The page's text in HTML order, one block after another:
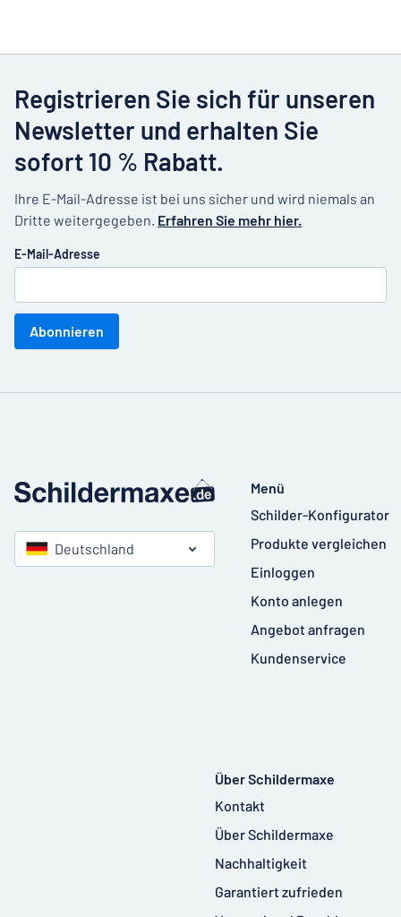
Registrieren Sie sich für unseren
Newsletter und erhalten Sie
sofort 10 % Rabatt.
Ihre E-Mail-Adresse ist bei uns sicher und wird niemals an
Dritte weitergegeben. Erfahren Sie mehr hier.
E-Mail-Adresse
Abonnieren
Deutschland
Menü
Schilder-Konfigurator
Produkte vergleichen
Einloggen
Konto anlegen
Angebot anfragen
Kundenservice
Über Schildermaxe
Kontakt
Über Schildermaxe
Nachhaltigkeit
Garantiert zufrieden